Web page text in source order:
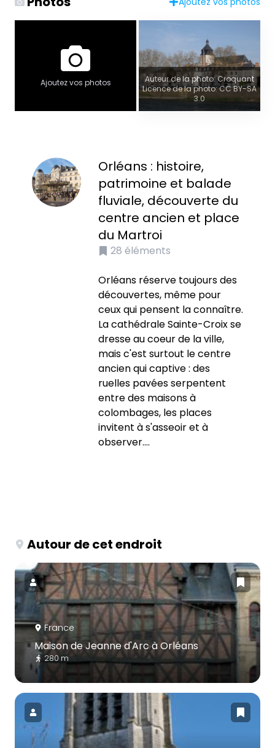
Ajoutez vos photos
Auteur de la photo: Croquant
Licence de la photo: CC BY-SA
3.0
Orléans : histoire,
patrimoine et balade
fluviale, découverte du
centre ancien et place
du Martroi
28 éléments
Orléans réserve toujours des
découvertes, même pour
ceux qui pensent la connaître.
La cathédrale Sainte-Croix se
dresse au coeur de la ville,
mais c'est surtout le centre
ancien qui captive : des
ruelles pavées serpentent
entre des maisons à
colombages, les places
invitent à s'asseoir et à
observer....
Autour de cet endroit
France
Maison de Jeanne d'Arc à Orléans
280 m